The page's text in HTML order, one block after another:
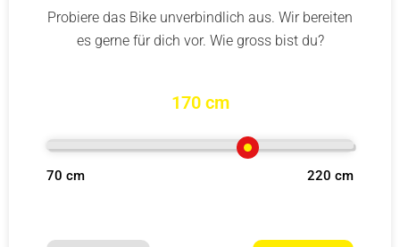
Probiere das Bike unverbindlich aus. Wir bereiten
es gerne für dich vor. Wie gross bist du?
170 cm
70 cm 220 cm